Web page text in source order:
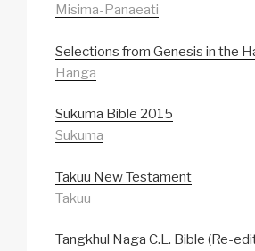
Misima-Panaeati
Selections from Genesis in the
Hanga
Sukuma Bible 2015
Sukuma
Takuu New Testament
Takuu
Tangkhul Naga C.L. Bible (Re-